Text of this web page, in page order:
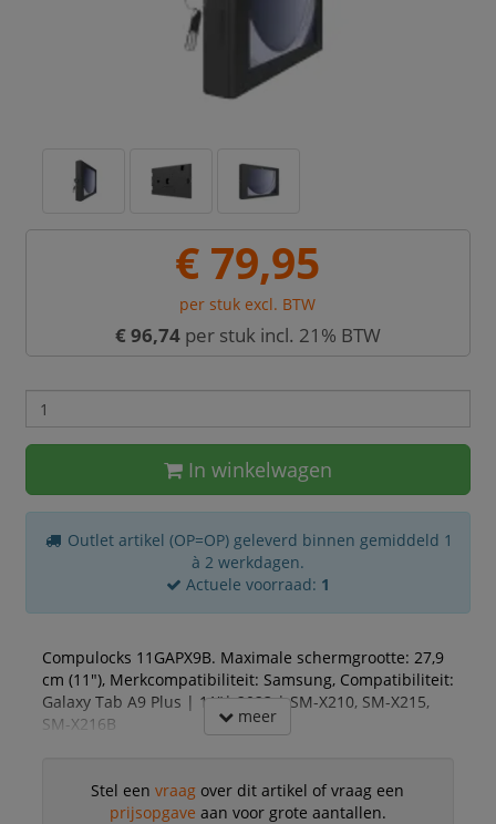
€ 79,95
per stuk excl. BTW
€ 96,74per stuk incl. 21% BTW
In winkelwagen
Outlet artikel (OP=OP) geleverd binnen gemiddeld 1
à 2 werkdagen.
Actuele voorraad: 1
Compulocks 11GAPX9B. Maximale schermgrootte: 27,9
cm (11"), Merkcompatibiliteit: Samsung, Compatibiliteit:
Galaxy Tab A9 Plus | 11"| 2023 | SM-X210, SM-X215,
SM-X216B
meer
Stel eenvraag over dit artikel of vraag een
prijsopgave aan voor grote aantallen.